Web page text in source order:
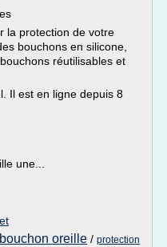
la protection de votre
bouchons en silicone,
réutilisables et
Il est en ligne depuis 8
une...
oreille / protection